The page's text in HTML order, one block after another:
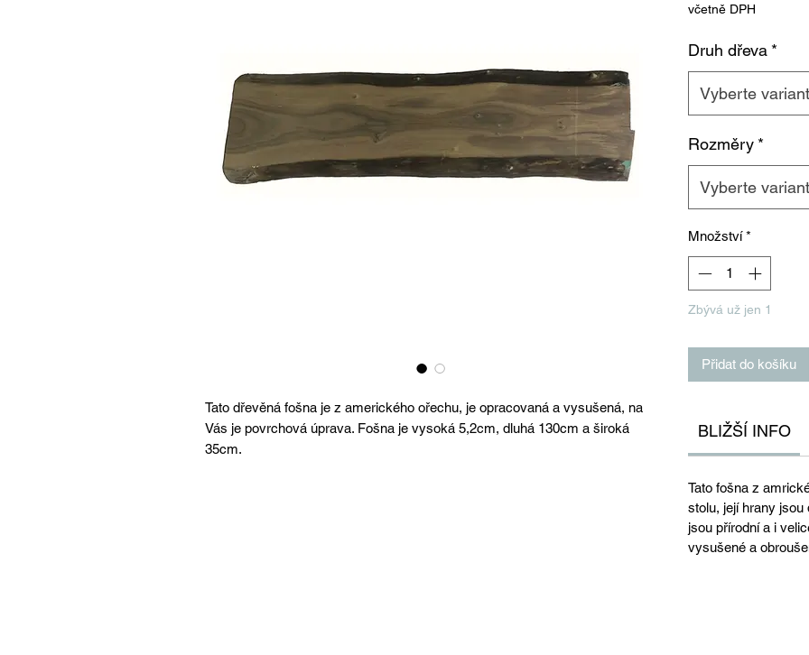
Tato dřevěná fošna je z amerického ořechu, je opracovaná a vysušená, na
Vás je povrchová úprava. Fošna je vysoká 5,2cm, dluhá 130cm a široká
35cm.
včetně DPH
Druh dřeva *
Vyberte
Rozměry *
Vyberte
Množství *
Zbývá už jen 1
Přidat do košíku
BLIŽŠÍ INFO
Tato fošna z
stolu, její hrany jsou
jsou přírodní a i
vysušené a